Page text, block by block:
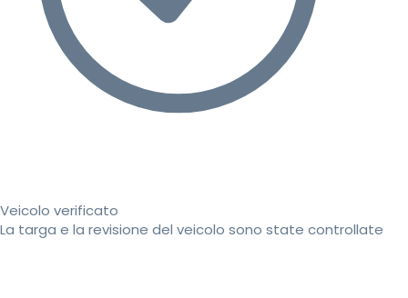
Veicolo verificato
La targa e la revisione del veicolo sono state controllate